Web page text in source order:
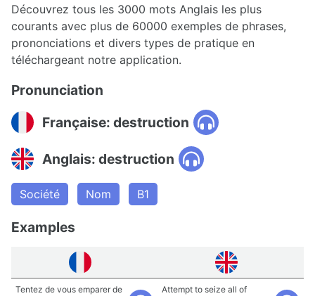
Découvrez tous les 3000 mots Anglais les plus
courants avec plus de 60000 exemples de phrases,
prononciations et divers types de pratique en
téléchargeant notre application.
Pronunciation
Française: destruction
Anglais: destruction
Société Nom B1
Examples
Tentez de vous emparer de
Attempt to seize all of